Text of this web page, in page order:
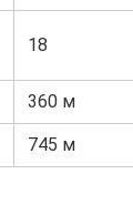
18
360 м
745 м